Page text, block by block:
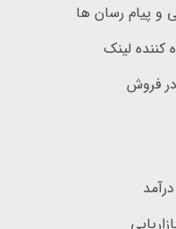
و پیام رسان ها
کننده لینک
فروش